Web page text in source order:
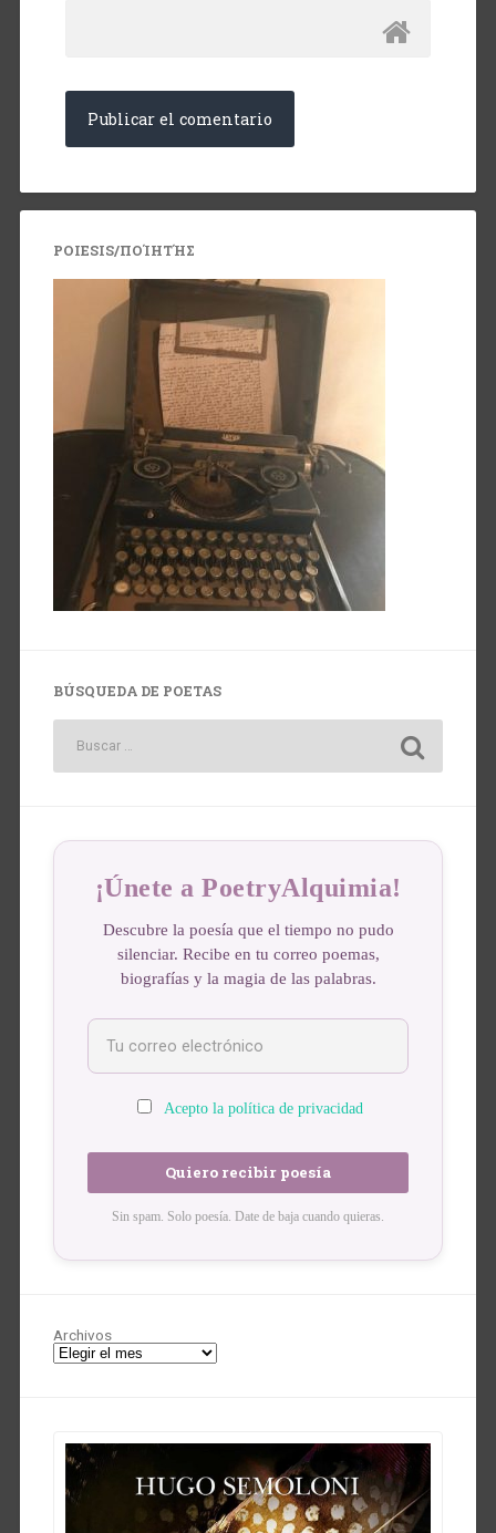
POIESIS/ΠΟΊΗΤΉΣ
BÚSQUEDA DE POETAS
¡Únete a PoetryAlquimia!
Descubre la poesía que el tiempo no pudo
silenciar. Recibe en tu correo poemas,
biografías y la magia de las palabras.
Acepto la política de privacidad
Sin spam. Solo poesía. Date de baja cuando quieras.
Archivos